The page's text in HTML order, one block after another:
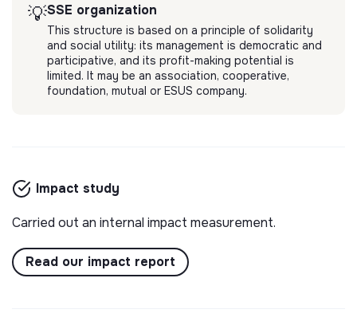
💡SSE organization
This structure is based on a principle of solidarity
and social utility: its management is democratic and
participative, and its profit-making potential is
limited. It may be an association, cooperative,
foundation, mutual or ESUS company.
Impact study
Carried out an internal impact measurement.
Read our impact report